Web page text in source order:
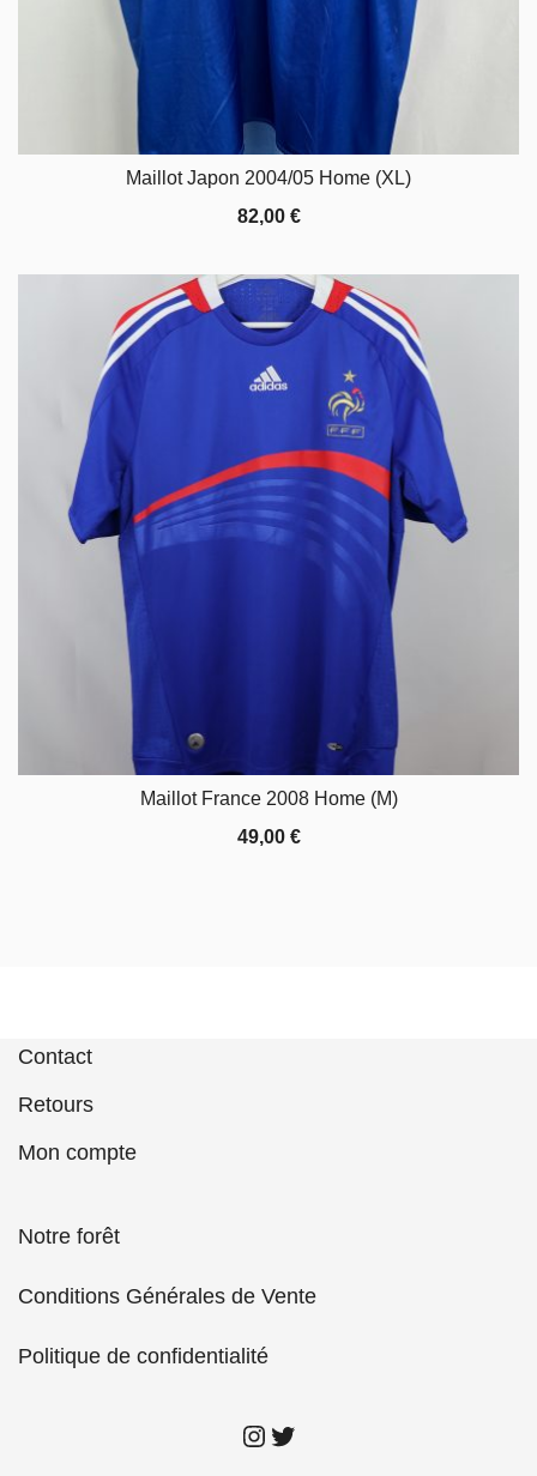
Maillot Japon 2004/05 Home (XL)
82,00 €
Maillot France 2008 Home (M)
49,00 €
Contact
Retours
Mon compte
Notre forêt
Conditions Générales de Vente
Politique de confidentialité
insta Kitmaster
twitter Kitmaster